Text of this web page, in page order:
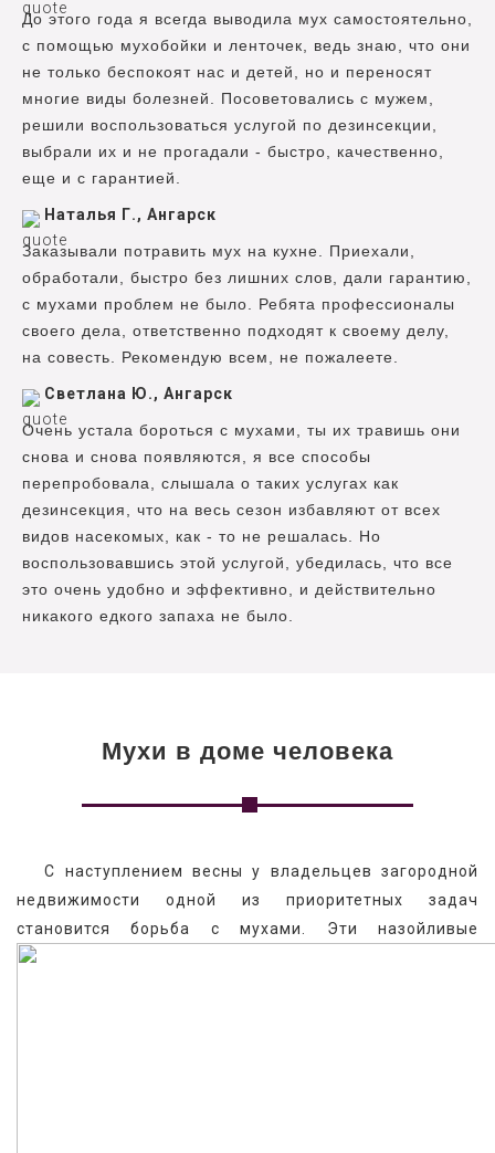
До этого года я всегда выводила мух самостоятельно,
с помощью мухобойки и ленточек, ведь знаю, что они
не только беспокоят нас и детей, но и переносят
многие виды болезней. Посоветовались с мужем,
решили воспользоваться услугой по дезинсекции,
выбрали их и не прогадали - быстро, качественно,
еще и с гарантией.
Наталья Г., Ангарск
Заказывали потравить мух на кухне. Приехали,
обработали, быстро без лишних слов, дали гарантию,
с мухами проблем не было. Ребята профессионалы
своего дела, ответственно подходят к своему делу,
на совесть. Рекомендую всем, не пожалеете.
Светлана Ю., Ангарск
Очень устала бороться с мухами, ты их травишь они
снова и снова появляются, я все способы
перепробовала, слышала о таких услугах как
дезинсекция, что на весь сезон избавляют от всех
видов насекомых, как - то не решалась. Но
воспользовавшись этой услугой, убедилась, что все
это очень удобно и эффективно, и действительно
никакого едкого запаха не было.
Мухи в доме человека
С наступлением весны у владельцев загородной
недвижимости одной из приоритетных задач
становится борьба с мухами. Эти назойливые